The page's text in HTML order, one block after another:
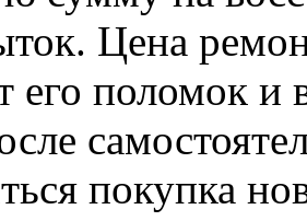
Цена
его поломок и
покупка